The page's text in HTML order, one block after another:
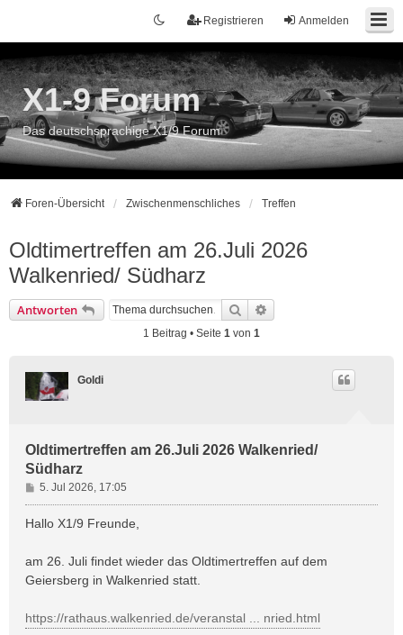
Anmelden
Registrieren
X1-9 Forum
Das deutschsprachige X1/9 Forum
Foren-Übersicht Zwischenmenschliches Treffen
Oldtimertreffen am 26.Juli 2026
Walkenried/ Südharz
Antworten Suche
1 Beitrag • Seite 1 von 1
Goldi
Oldtimertreffen am 26.Juli 2026 Walkenried/
Südharz
B
e
i
a
g
5. Jul 2026, 17:05
Hallo X1/9 Freunde,
am 26. Juli findet wieder das Oldtimertreffen auf dem
Geiersberg in Walkenried statt.
https://rathaus.walkenried.de/veranstal ... nried.html